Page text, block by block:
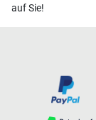
auf Sie!